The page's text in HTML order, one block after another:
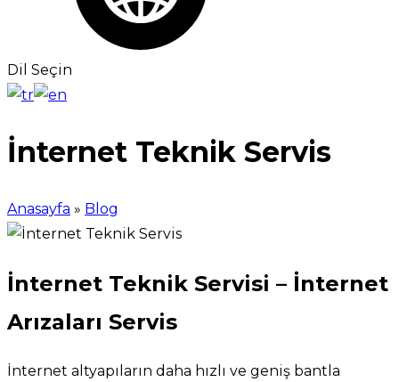
Dil Seçin
İnternet Teknik Servis
Anasayfa » Blog
İnternet Teknik Servisi – İnternet
Arızaları Servis
İnternet altyapıların daha hızlı ve geniş bantla